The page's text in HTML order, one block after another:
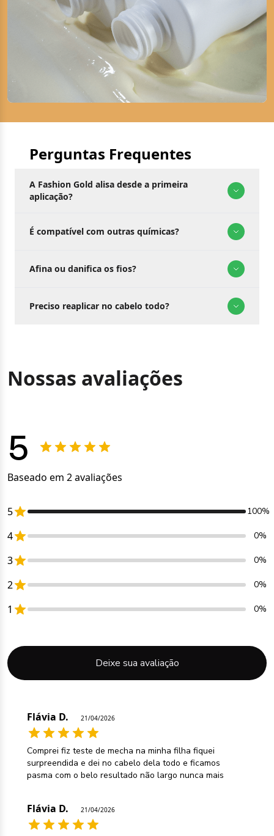
Perguntas Frequentes
A Fashion Gold alisa desde a primeira
aplicação?
É compatível com outras químicas?
Afina ou danifica os fios?
Preciso reaplicar no cabelo todo?
Nossas avaliações
5
Baseado em 2 avaliações
5 100%
4 0%
3 0%
2 0%
1 0%
Deixe sua avaliação
Flávia D. 21/04/2026
Comprei fiz teste de mecha na minha filha fiquei
surpreendida e dei no cabelo dela todo e ficamos
pasma com o belo resultado não largo nunca mais
Flávia D. 21/04/2026